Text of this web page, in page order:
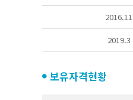
보유자격현황